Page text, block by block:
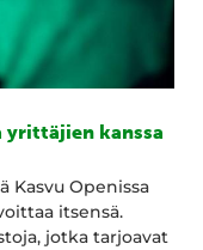
yrittäjien kanssa
Kasvu Openissa
itsensä.
jotka tarjoavat